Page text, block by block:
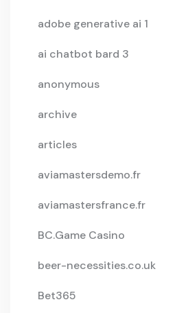
adobe generative ai 1
ai chatbot bard 3
anonymous
archive
articles
aviamastersdemo.fr
aviamastersfrance.fr
BC.Game Casino
beer-necessities.co.uk
Bet365